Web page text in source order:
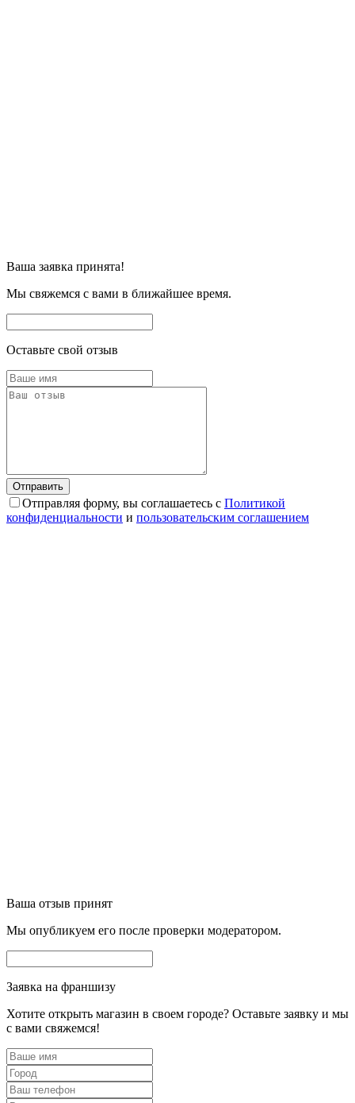
Ваша заявка принята!
Мы свяжемся с вами в ближайшее время.
Оставьте свой отзыв
Отправляя форму, вы соглашаетесь с Политикой
конфиденциальности и пользовательским соглашением
Ваша отзыв принят
Мы опубликуем его после проверки модератором.
Заявка на франшизу
Хотите открыть магазин в своем городе? Оставьте заявку и мы
с вами свяжемся!